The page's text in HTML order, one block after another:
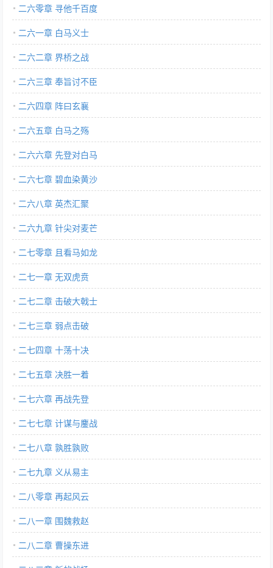
二六零章 寻他千百度
二六一章 白马义士
二六二章 界桥之战
二六三章 奉旨讨不臣
二六四章 阵曰玄襄
二六五章 白马之殇
二六六章 先登对白马
二六七章 碧血染黄沙
二六八章 英杰汇聚
二六九章 针尖对麦芒
二七零章 且看马如龙
二七一章 无双虎贲
二七二章 击破大戟士
二七三章 弱点击破
二七四章 十荡十决
二七五章 决胜一着
二七六章 再战先登
二七七章 计谋与鏖战
二七八章 孰胜孰败
二七九章 义从易主
二八零章 再起风云
二八一章 围魏救赵
二八二章 曹操东进